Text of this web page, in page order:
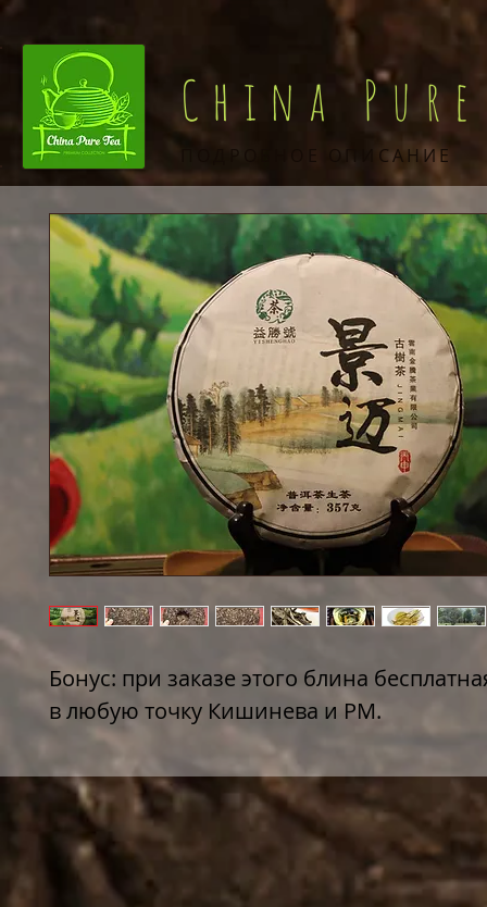
Бонус: при заказе этого блина
в любую точку Кишинева и РМ.
China
ПОДРОБНОЕ ОПИСАНИЕ